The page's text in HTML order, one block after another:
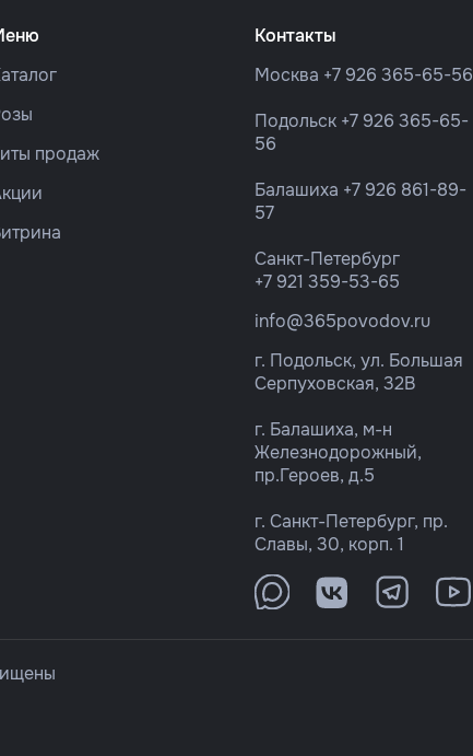
продаж
Контакты
Москва +7 926 365-65-56
Подольск +7 926 365-65-
56
Балашиха +7 926 861-89-
57
Санкт-Петербург
+7 921 359-53-65
info@365povodov.ru
г. Подольск, ул. Большая
Серпуховская, 32В
г. Балашиха, м-н
Железнодорожный,
пр.Героев, д.5
г. Санкт-Петербург, пр.
Славы, 30, корп. 1